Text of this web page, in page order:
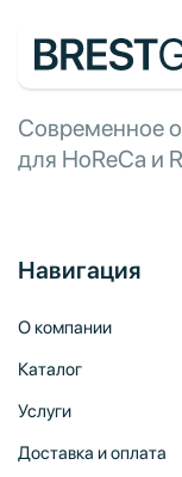
Современное
для HoReCa и
Навигация
О компании
Каталог
Услуги
Доставка и оплата